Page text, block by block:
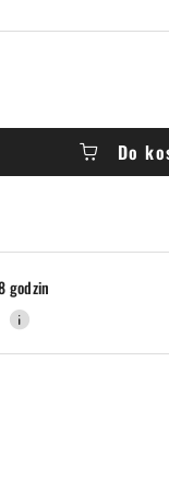
Do
godzin